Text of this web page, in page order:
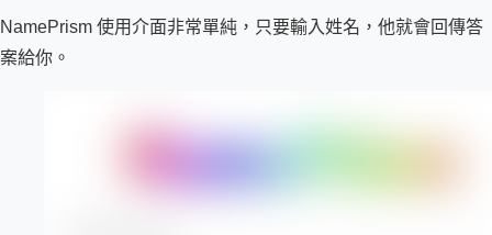
NamePrism 使用介面非常單純，只要輸入姓名，他就會回傳答
案給你。